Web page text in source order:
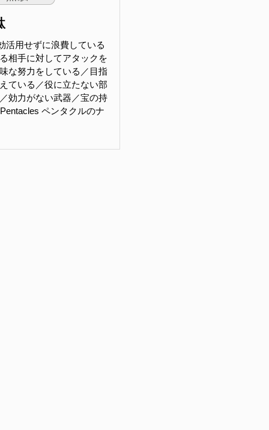
活用せずに浪費している
相手に対してアタックを
な努力をしている／目指
ている／役に立たない部
効力がない武器／宝の持
ペンタクルのナ